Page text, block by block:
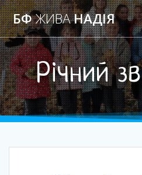
БФЖИВАНАДIЯ
Річний